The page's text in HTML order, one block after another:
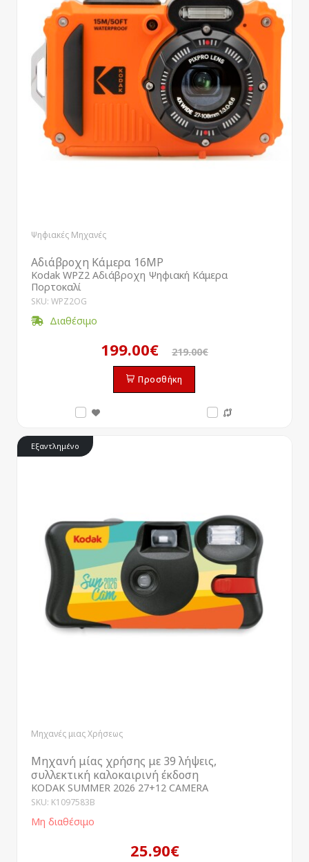
Ψηφιακές Μηχανές
Αδιάβροχη Κάμερα 16MP
Kodak WPZ2 Αδιάβροχη Ψηφιακή Κάμερα
Πορτοκαλί
SKU: WPZ2OG
Διαθέσιμο
199.00€ 219.00€
Προσθήκη
Εξαντλημένο
Μηχανές μιας Χρήσεως
Μηχανή μίας χρήσης με 39 λήψεις,
συλλεκτική καλοκαιρινή έκδοση
KODAK SUMMER 2026 27+12 CAMERA
SKU: K1097583B
Μη διαθέσιμο
25.90€